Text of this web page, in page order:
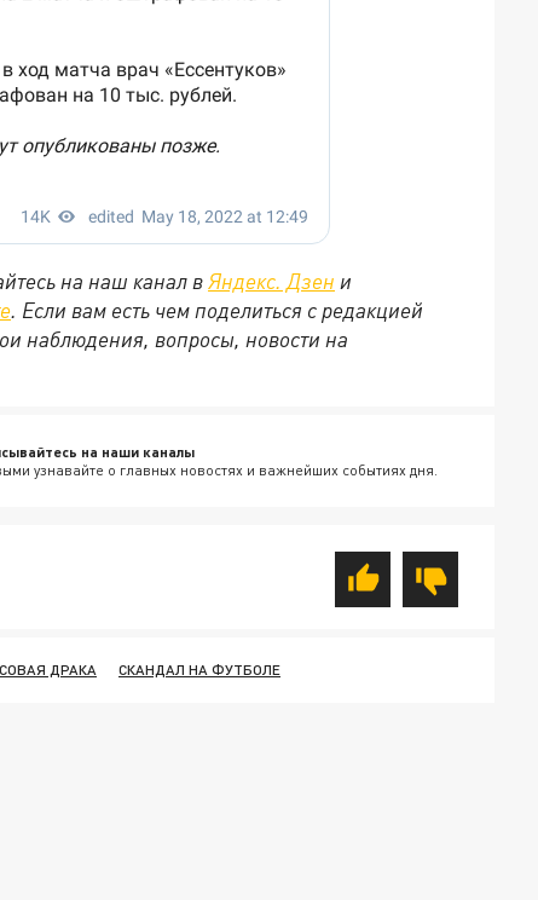
на наш канал вЯндекс. Дзен и
. Если вам есть чем поделиться с редакцией
наблюдения, вопросы, новости на
на наши каналы
узнавайте о главных новостях и важнейших событиях дня.
ДРАКА СКАНДАЛ НА ФУТБОЛЕ